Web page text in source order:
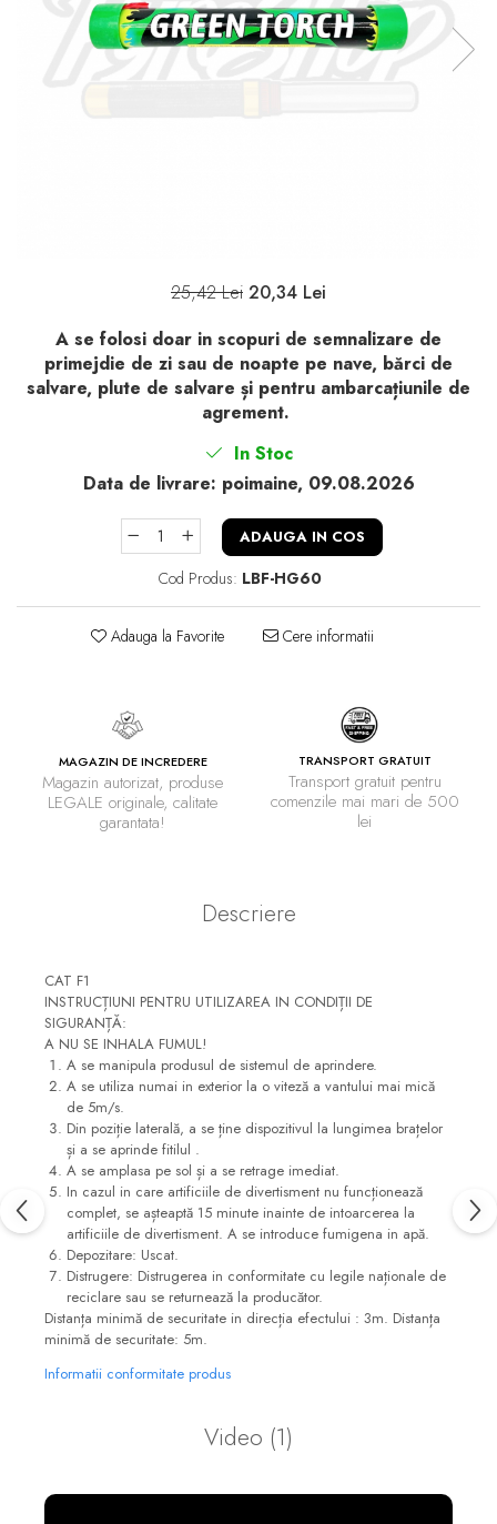
25,42 Lei 20,34 Lei
A se folosi doar in scopuri de semnalizare de
primejdie de zi sau de noapte pe nave, bărci de
salvare, plute de salvare și pentru ambarcațiunile de
agrement.
In Stoc
Data de livrare: poimaine, 09.08.2026
ADAUGA IN COS
Cod Produs: LBF-HG60
Adauga la Favorite Cere informatii
MAGAZIN DE INCREDERE
Magazin autorizat, produse
LEGALE originale, calitate
garantata!
TRANSPORT GRATUIT
Transport gratuit pentru
comenzile mai mari de 500
lei
Descriere
CAT F1
INSTRUCȚIUNI PENTRU UTILIZAREA IN CONDIȚII DE
SIGURANȚĂ:
A NU SE INHALA FUMUL!
A se manipula produsul de sistemul de aprindere.
A se utiliza numai in exterior la o viteză a vantului mai mică
de 5m/s.
Din poziție laterală, a se ține dispozitivul la lungimea brațelor
și a se aprinde fitilul .
A se amplasa pe sol și a se retrage imediat.
In cazul in care artificiile de divertisment nu funcționează
complet, se așteaptă 15 minute inainte de intoarcerea la
artificiile de divertisment. A se introduce fumigena in apă.
Depozitare: Uscat.
Distrugere: Distrugerea in conformitate cu legile naționale de
reciclare sau se returnează la producător.
Distanța minimă de securitate in direcția efectului : 3m. Distanța
minimă de securitate: 5m.
Informatii conformitate produs
Video (1)